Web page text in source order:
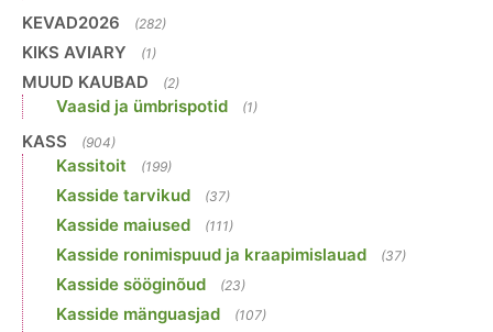
KEVAD2026 (282)
KIKS AVIARY (1)
MUUD KAUBAD (2)
Vaasid ja ümbrispotid (1)
KASS (904)
Kassitoit (199)
Kasside tarvikud (37)
Kasside maiused (111)
Kasside ronimispuud ja kraapimislauad (37)
Kasside sööginõud (23)
Kasside mänguasjad (107)